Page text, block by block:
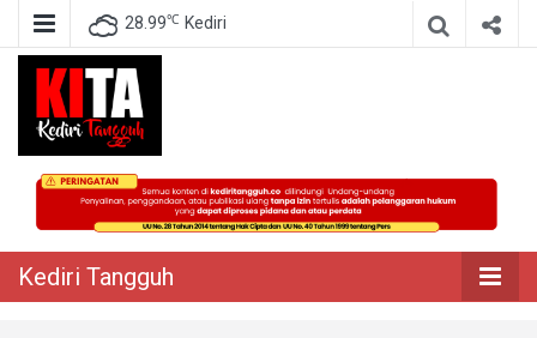
28.99℃ Kediri
Kediri Tangguh
Berita Akurat Terpercaya
Kediri Tangguh